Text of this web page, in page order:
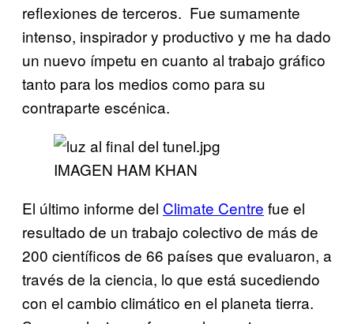
reflexiones de terceros. Fue sumamente
intenso, inspirador y productivo y me ha dado
un nuevo ímpetu en cuanto al trabajo gráfico
tanto para los medios como para su
contraparte escénica.
IMAGEN HAM KHAN
El último informe del Climate Centre fue el
resultado de un trabajo colectivo de más de
200 científicos de 66 países que evaluaron, a
través de la ciencia, lo que está sucediendo
con el cambio climático en el planeta tierra.